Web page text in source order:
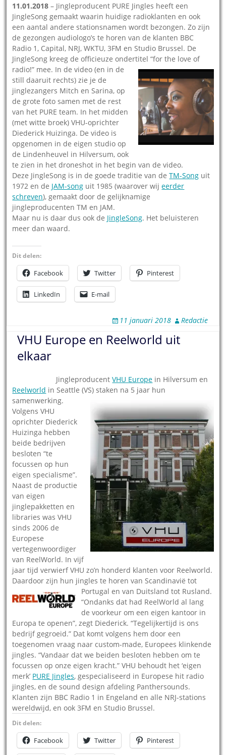
11.01.2018 – Jingleproducent PURE Jingles heeft een
JingleSong gemaakt waarin huidige radioklanten en ook
een aantal andere stationsnamen wordt bezongen. Zo zijn
de gezongen audiologo’s te horen van de klanten BBC
Radio 1, Capital, NRJ, WKTU, 3FM en Studio Brussel. De
JingleSong kreeg de officieuze ondertitel “for the love of
radio!” mee. In de video (en in de
still daaruit rechts) zie je de
jinglezangers Mitch en Sarina, op
de grote foto samen met de rest
van het PURE team. In het midden
(met witte broek) VHU-oprichter
Diederick Huizinga. De video is
opgenomen in de eigen studio op
de Lindenheuvel in Hilversum, ook
te zien in het droneshot in het begin van de video.
Deze JingleSong is in de goede traditie van deTM-Song uit
1972 en de JAM-song uit 1985 (waarover wijeerder
schreven), gemaakt door de gelijknamige
jingleproducenten TM en JAM.
Maar nu is daar dus ook de JingleSong. Het beluisteren
meer dan waard.
Dit delen:
Facebook Twitter Pinterest
LinkedIn E-mail
11 januari 2018 Redactie
VHU Europe en Reelworld uit
elkaar
JingleproducentVHU Europe in Hilversum en
Reelworld in Seattle (VS) staken na 5 jaar hun
samenwerking.
Volgens VHU
oprichter Diederick
Huizinga hebben
beide bedrijven
besloten “te
focussen op hun
eigen specialisme”.
Naast de productie
van eigen
jinglepakketten en
libraries was VHU
sinds 2006 de
Europese
vertegenwoordiger
van ReelWorld. In vijf
jaar tijd verwierf VHU zo’n honderd klanten voor Reelworld.
Daardoor zijn hun jingles te horen van Scandinavië tot
Portugal en van Duitsland tot Rusland.
“Ondanks dat had ReelWorld al lang
de voorkeur om een eigen kantoor in
Europa te openen”, zegt Diederick. “Tegelijkertijd is ons
bedrijf gegroeid.” Dat komt volgens hem door een
toegenomen vraag naar custom-made, Europees klinkende
jingles. “Vandaar dat we beiden besloten hebben om te
focussen op onze eigen kracht.” VHU behoudt het ‘eigen
merk’ PURE Jingles, gespecialiseerd in Europese hit radio
jingles, en de sound design afdeling Panthersounds.
Klanten zijn BBC Radio 1 in Engeland en alle NRJ-stations
wereldwijd, en ook 3FM en Studio Brussel.
Dit delen:
Facebook Twitter Pinterest